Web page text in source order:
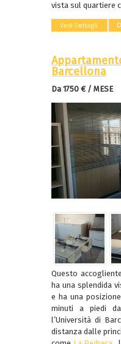
vista sul quartiere
Barcellona
Da 1750 € / MESE
Questo
ha una splendida
e ha una
minuti a piedi
l’Università di
distanza dalle